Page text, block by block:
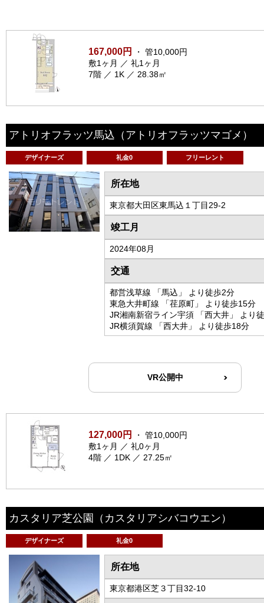
167,000円
・ 管10,000円
敷1ヶ月 ／ 礼1ヶ月
7階 ／ 1K ／ 28.38㎡
アトリオフラッツ馬込 （アトリオフラッツマゴメ）
デザイナーズ 礼金0 フリーレント
所在地
東京都大田区東馬込１丁目29-2
竣工月
2024年08月
交通
都営浅草線 「馬込」 より徒歩2分
東急大井町線 「荏原町」 より徒歩15分
JR湘南新宿ライン宇須 「西大井」 より
JR横須賀線 「西大井」 より徒歩18分
VR公開中
127,000円
・ 管10,000円
敷1ヶ月 ／ 礼0ヶ月
4階 ／ 1DK ／ 27.25㎡
カスタリア芝公園 （カスタリアシバコウエン）
デザイナーズ 礼金0
所在地
東京都港区芝３丁目32-10